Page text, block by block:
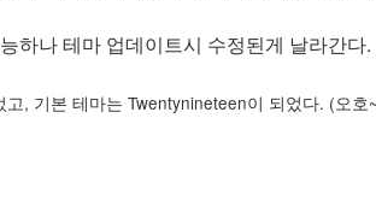
하나 테마 업데이트시 수정된게 날라간다.
, 기본 테마는 Twentynineteen이 되었다. (오호